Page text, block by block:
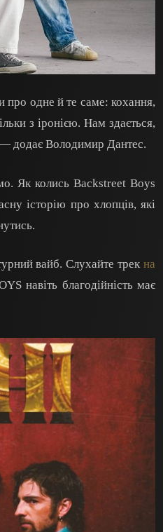
про одне й те саме: кохання,
з іронією. Нам здається,
— додає Володимир Дантес.
Як колись Backstreet Boys
історію про хлопців, які
вайб. Слухайте трек на
навіть благодійність має